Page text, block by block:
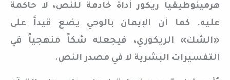
هرمينوطيقيا ريكور أداة خادمة للنص، لا حاكمة
عليه. كما أن الإيمان بالوحي يضع قيداً على
«الشك» الريكوري، فيجعله شكاً منهجياً في
التفسيرات البشرية لا في مصدر النص.